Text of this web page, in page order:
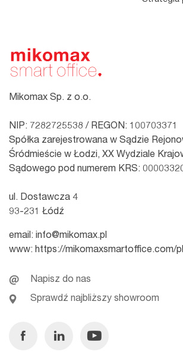
Mikomax Sp. z o.o.
NIP: 7282725538 / REGON: 100703371
Spółka zarejestrowana w Sądzie
Śródmieście w Łodzi, XX Wydziale
Sądowego pod numerem KRS:
ul. Dostawcza 4
93-231 Łódź
email: info@mikomax.pl
www: https://mikomaxsmartoffice.com/
Napisz do nas
Sprawdź najbliższy showroom
FacebookLinkedinYoutube